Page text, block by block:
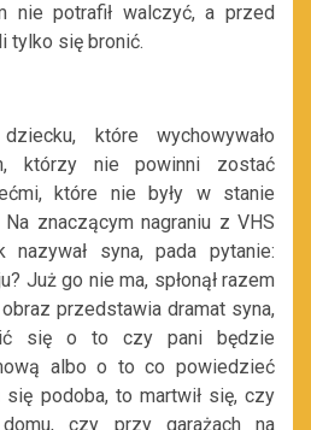
nie potrafił walczyć, a przed
tylko się bronić.
które wychowywało
którzy nie powinni zostać
które nie były w stanie
znaczącym nagraniu z VHS
nazywał syna, pada pytanie:
Już go nie ma, spłonął razem
przedstawia dramat syna,
się o to czy pani będzie
albo o to co powiedzieć
podoba, to martwił się, czy
czy przy garażach na